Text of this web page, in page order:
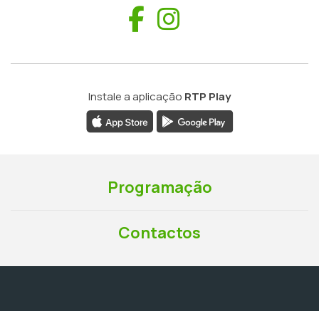
Facebook
Instale a aplicação RTP Play
Programação
Contactos